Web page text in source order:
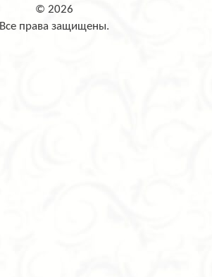
© 2026
Все права защищены.